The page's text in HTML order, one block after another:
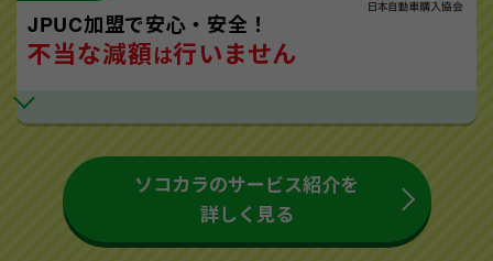
JPUC加盟で安心・安全！
不当な減額は行いません
ソコカラのサービス紹介を
詳しく見る